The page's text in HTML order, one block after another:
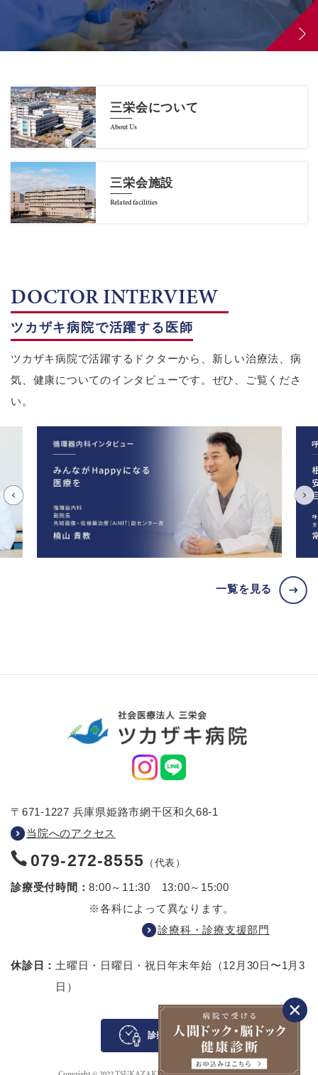
三栄会について
About Us
三栄会施設
Related facilities
DOCTOR INTERVIEW
ツカザキ病院で活躍する医師
ツカザキ病院で活躍するドクターから、新しい治療法、病
気、健康についてのインタビューです。ぜひ、ご覧くださ
い。
一覧を見る
〒671-1227 兵庫県姫路市網干区和久68-1
当院へのアクセス
079-272-8555 （代表）
診療受付時間：8:00～11:30 13:00～15:00
※各科によって異なります。
診療科・診療支援部門
休診日： 土曜日・日曜日・祝日年末年始（12月30日〜1月3
日）
診察待ち案内